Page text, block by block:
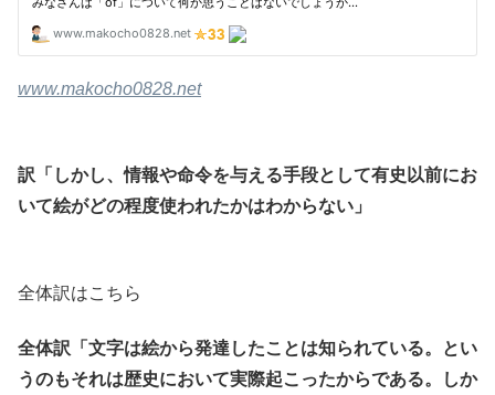
www.makocho0828.net
訳「しかし、情報や命令を与える手段として有史以前にお
いて絵がどの程度使われたかはわからない」
全体訳はこちら
全体訳「文字は絵から発達したことは知られている。とい
うのもそれは歴史において実際起こったからである。しか